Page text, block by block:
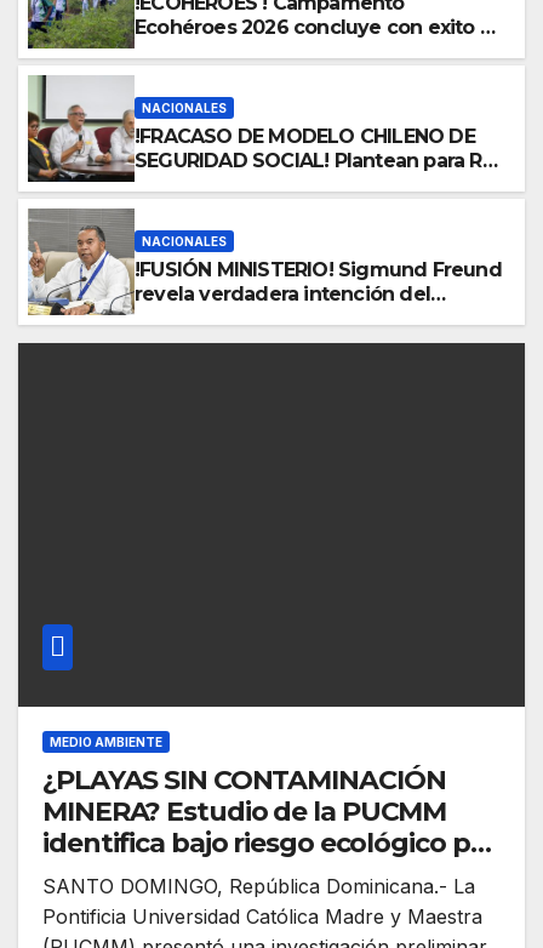
Ecohéroes 2026 concluye con exito en
provincia
NACIONALES
!FRACASO DE MODELO CHILENO DE
SEGURIDAD SOCIAL! Plantean para RD
reparto público, solidario, de
beneficios definidos, universal,
garante de derechos
NACIONALES
!FUSIÓN MINISTERIO! Sigmund Freund
revela verdadera intención del
MESCYT, lo que rechaza gremio de
MEDIO AMBIENTE
¿PLAYAS SIN CONTAMINACIÓN
MINERA? Estudio de la PUCMM
identifica bajo riesgo ecológico por
metales en playas de Punta Cana y
Las Terrenas
SANTO DOMINGO, República Dominicana.- La
Pontificia Universidad Católica Madre y Maestra